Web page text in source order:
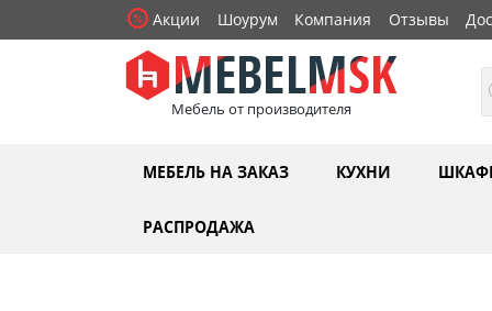
Акции Шоурум Компания Отзывы
Мебель от производителя
МЕБЕЛЬ НА ЗАКАЗ КУХНИ
РАСПРОДАЖА